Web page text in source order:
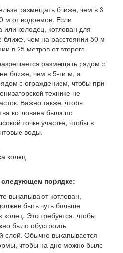
размещать ближе, чем в 3
м от водоемов. Если
или колодец, котлован для
ближе, чем на расстоянии 50 м
в 25 метров от второго.
размещать рядом с
ближе, чем в 5-ти м, а
с ограждением, чтобы при
технике не
Важно также, чтобы
котлована была по
точке участке, чтобы в
воды.
колец
порядке:
выкапывают котлован,
быть чуть больше
Это требуется, чтобы
было обустроить
слой. Обычно выкапывается
чтобы на дно можно было